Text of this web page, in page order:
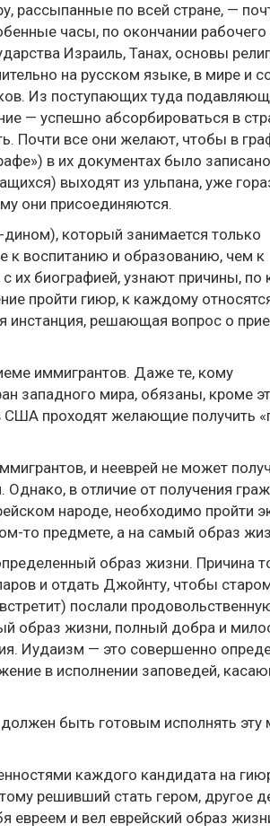
рассыпанные по всей стране, —
часы, по окончании рабочего
Израиль, Танах, основы
на русском языке, в мире и
Из поступающих туда
— успешно абсорбироваться в
Почти все они желают, чтобы в
в их документах было
выходят из ульпана, уже
они присоединяются.
который занимается только
к воспитанию и образованию, чем к
их биографией, узнают причины,
пройти гиюр, к каждому
инстанция, решающая вопрос о
иммигрантов. Даже те, кому
западного мира, обязаны, кроме
проходят желающие получить
и нееврей не может
в отличие от получения
народе, необходимо пройти
то предмете, а на самый образ
образ жизни. Причина
и отдать Джойнту, чтобы
послали
образ жизни, полный добра и
Иудаизм — это совершенно
в исполнении заповедей,
быть готовым исполнять эту
каждого кандидата на
решивший стать гером, другое
евреем и вел еврейский образ